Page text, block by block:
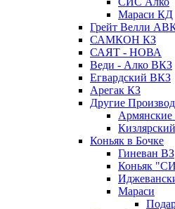
Мараси КД
Грейт Велли
САМКОН КЗ
САЯТ - НОВА
Веди - Алко ВКЗ
Егвардский ВКЗ
Арегак КЗ
Другие
Армянские
Коньяк в Бочке
Гиневан ВЗ
Коньяк
Мараси